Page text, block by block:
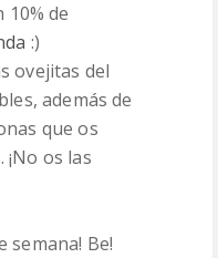
10% de
:)
ovejitas del
además de
que os
os las
semana! Be!